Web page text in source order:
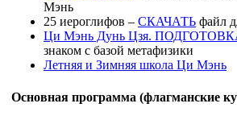
Мэнь
25 иероглифов – СКАЧАТЬ файл
Ци Мэнь Дунь Цзя.
знаком с базой метафизики
Летняя и Зимняя школа Ци Мэнь
Основная программа (флагманские